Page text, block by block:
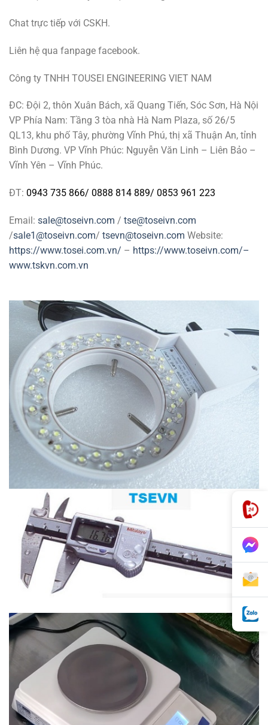
Chat trực tiếp với CSKH.
Liên hệ qua fanpage facebook.
Công ty TNHH TOUSEI ENGINEERING VIET NAM
ĐC: Đội 2, thôn Xuân Bách, xã Quang Tiến, Sóc Sơn, Hà Nội
VP Phía Nam: Tầng 3 tòa nhà Hà Nam Plaza, số 26/5
QL13, khu phố Tây, phường Vĩnh Phú, thị xã Thuận An, tỉnh
Bình Dương. VP Vĩnh Phúc: Nguyễn Văn Linh – Liên Bảo –
Vĩnh Yên – Vĩnh Phúc.
ĐT: 0943 735 866/ 0888 814 889/ 0853 961 223
Email: sale@toseivn.com / tse@toseivn.com
/sale1@toseivn.com/ tsevn@toseivn.com Website:
https://www.tosei.com.vn/ – https://www.toseivn.com/–
www.tskvn.com.vn